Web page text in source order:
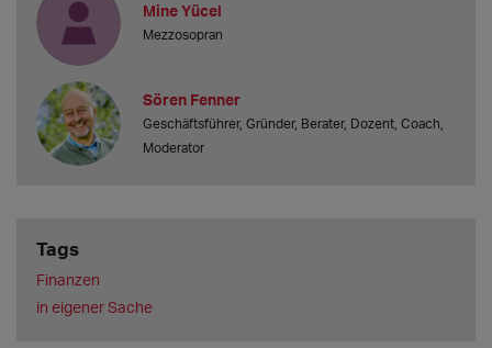
Mine Yücel
Mezzosopran
Sören Fenner
Geschäftsführer, Gründer, Berater, Dozent, Coach,
Moderator
Tags
Finanzen
in eigener Sache